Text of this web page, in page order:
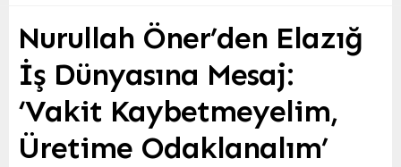
Nurullah Öner’den Elazığ
İş Dünyasına Mesaj:
‘Vakit Kaybetmeyelim,
Üretime Odaklanalım’